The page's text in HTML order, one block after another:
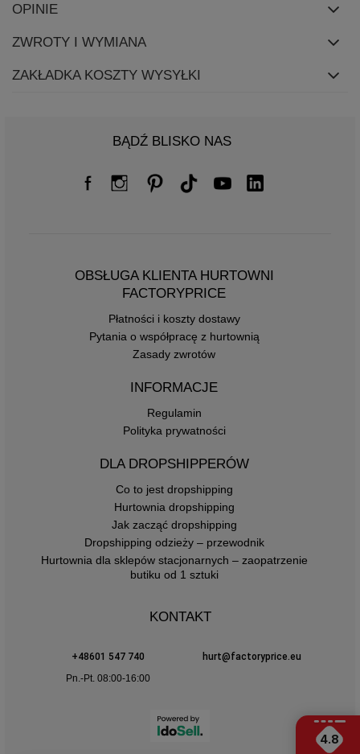
OPINIE
ZWROTY I WYMIANA
ZAKŁADKA KOSZTY WYSYŁKI
BĄDŹ BLISKO NAS
OBSŁUGA KLIENTA HURTOWNI
FACTORYPRICE
Płatności i koszty dostawy
Pytania o współpracę z hurtownią
Zasady zwrotów
INFORMACJE
Regulamin
Polityka prywatności
DLA DROPSHIPPERÓW
Co to jest dropshipping
Hurtownia dropshipping
Jak zacząć dropshipping
Dropshipping odzieży – przewodnik
Hurtownia dla sklepów stacjonarnych – zaopatrzenie
butiku od 1 sztuki
KONTAKT
+48601 547 740
hurt@factoryprice.eu
Pn.-Pt. 08:00-16:00
4.8